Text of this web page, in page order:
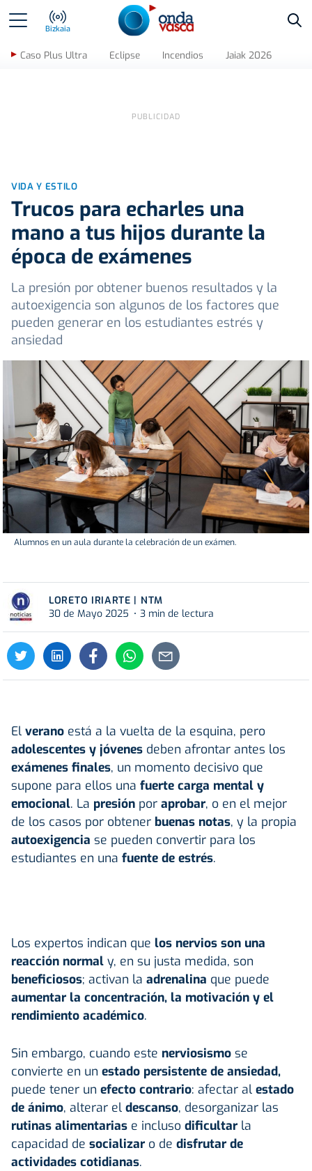
Bizkaia
Caso Plus Ultra Eclipse Incendios Jaiak 2026
VIDA Y ESTILO
Trucos para echarles una
mano a tus hijos durante la
época de exámenes
La presión por obtener buenos resultados y la
autoexigencia son algunos de los factores que
pueden generar en los estudiantes estrés y
ansiedad
Alumnos en un aula durante la celebración de un exámen.
LORETO IRIARTE | NTM
30 de Mayo 2025
3 min de lectura
El verano está a la vuelta de la esquina, pero
adolescentes y jóvenes deben afrontar antes los
exámenes finales, un momento decisivo que
supone para ellos una fuerte carga mental y
emocional. La presión por aprobar, o en el mejor
de los casos por obtener buenas notas, y la propia
autoexigencia se pueden convertir para los
estudiantes en una fuente de estrés.
Los expertos indican que los nervios son una
reacción normal y, en su justa medida, son
beneficiosos; activan la adrenalina que puede
aumentar la concentración, la motivación y el
rendimiento académico.
Sin embargo, cuando este nerviosismo se
convierte en un estado persistente de ansiedad,
puede tener un efecto contrario: afectar al estado
de ánimo, alterar el descanso, desorganizar las
rutinas alimentarias e incluso dificultar la
capacidad de socializar o de disfrutar de
actividades cotidianas.